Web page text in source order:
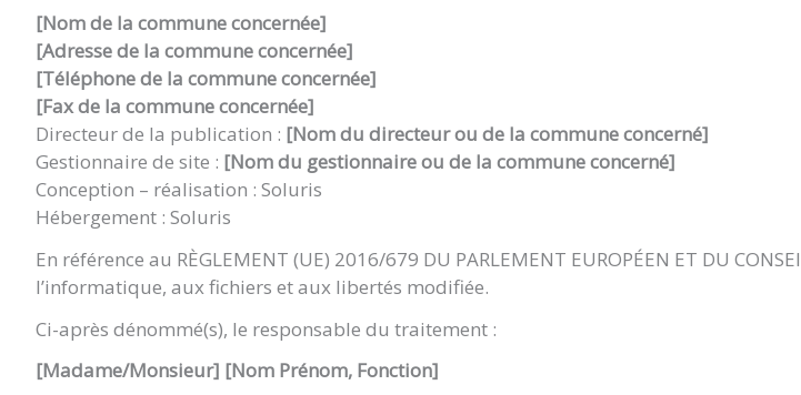
SEMOUSSAC
[Nom de la commune concernée]
[Adresse de la commune concernée]
[Téléphone de la commune concernée]
[Fax de la commune concernée]
Directeur de la publication : [Nom du directeur ou de la communeconcerné]
Gestionnaire de site : [Nom du gestionnaire ou de la communeconcerné]
Conception – réalisation : Soluris
Hébergement : Soluris
En référence au RÈGLEMENT (UE) 2016/679 DU PARLEMENT EUROPÉEN ET DU
l’informatique, aux fichiers et aux libertés modifiée.
Ci-après dénommé(s), le responsable du traitement :
[Madame/Monsieur] [Nom Prénom, Fonction]